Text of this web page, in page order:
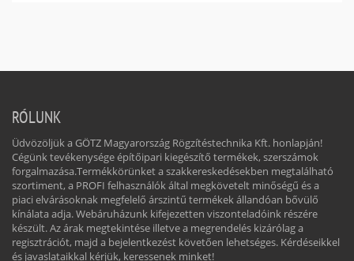
RÓLUNK
Üdvözöljük a GÖTZ Magyarország Rögzítéstechnika Kft. honlapján!
Cégünk tevékenysége építőipari kiegészítő termékek, szerszámok
forgalmazása.Termékkörünket a szakkereskedésekben megtalálható
szortiment, a PROFI felhasználók által megkövetelt minőségű és a
piaci elvárásoknak megfelelő árszintű termékek állandóan bővülő
kínálata adja. Webáruházunk kifejezetten viszonteladóink részére
készült. Az árak megtekintése illetve a megrendelés kizárólag a
regisztrációt, majd a bejelentkezést követően lehetséges. Kérdéseikkel
és javaslataikkal kérjük, keressenek minket!